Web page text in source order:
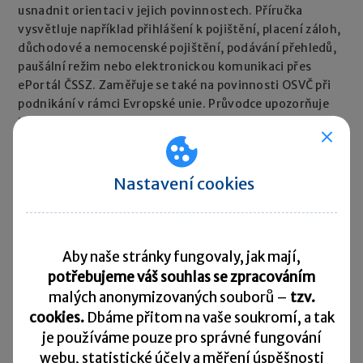
usnadnit orientaci v jejich povinnostech. Příručka
vysvětluje například přihlášení k pojištění, placení záloh,
důchodové a nemocenské pojištění, podávání přehledů,
paušální režim nebo elektronickou komunikaci přes
ePortál ČSSZ. Zaměřuje se také na povinnosti OSVČ při
podnikání v rámci Evropské unie. Průvodce upozorňuje
i na důležitost včasného a správného placení pojistného
– nezaplacené důchodové pojištění se například
nezapočítává do doby pojištění pro důchod. Publikace je
určena především začínajícím podnikatelům, ale využít ji
povinnosti.
Daňový kalendář
31. 7. 2026
Daňové přiznání a splatnost daně k OSS – režim mimo EU,
Nastavení cookies
Aby naše stránky fungovaly, jak mají,
potřebujeme váš souhlas se zpracováním
malých anonymizovaných souborů – tzv.
cookies. Dbáme přitom na vaše soukromí, a tak
je používáme pouze pro správné fungování
webu, statistické účely a měření úspěšnosti